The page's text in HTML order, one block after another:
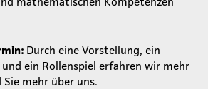
Durch eine Vorstellung, ein
ein Rollenspiel erfahren wir mehr
Sie mehr über uns.